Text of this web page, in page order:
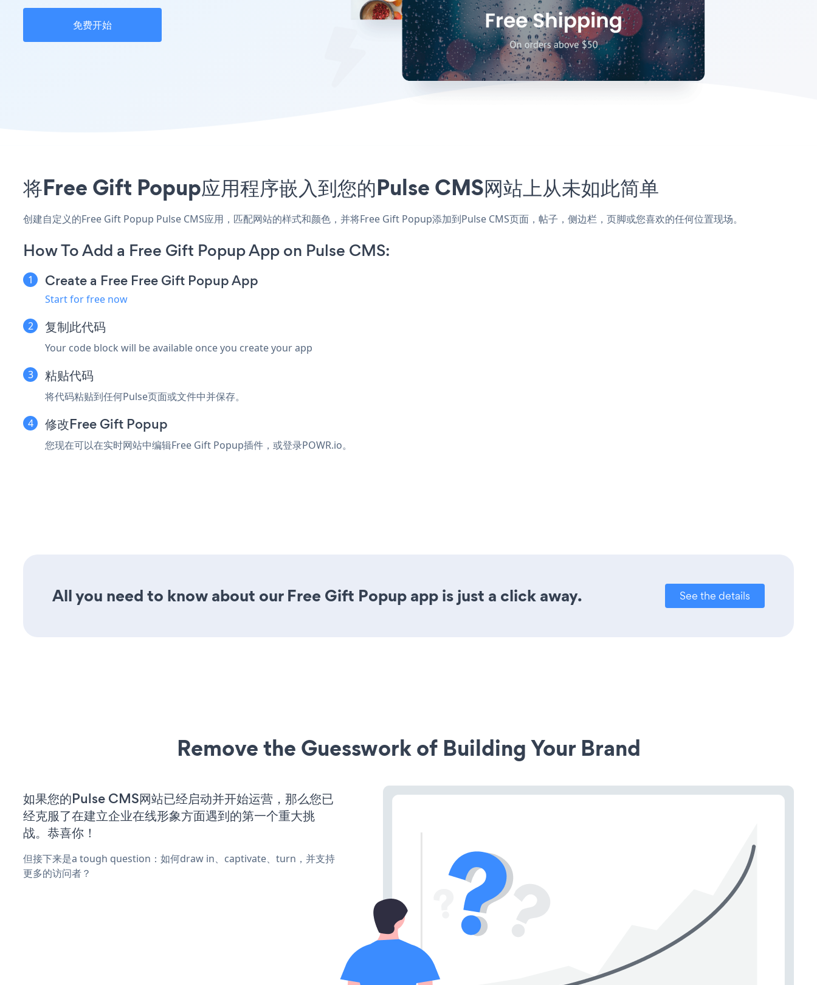
免费开始
将Free Gift Popup应用程序嵌入到您的Pulse CMS网站上从未如此简单
创建自定义的Free Gift Popup Pulse CMS应用，匹配网站的样式和颜色，并将Free Gift Popup添加到Pulse CMS页面，帖子，侧边栏，页脚或您喜欢的任何位置现场。
How To Add a Free Gift Popup App on Pulse CMS:
Create a Free Free Gift Popup App
Start for free now
复制此代码
Your code block will be available once you create your app
粘贴代码
将代码粘贴到任何Pulse页面或文件中并保存。
修改Free Gift Popup
您现在可以在实时网站中编辑Free Gift Popup插件，或登录POWR.io。
All you need to know about our Free Gift Popup app is just a click away. See the details
Remove the Guesswork of Building Your Brand
如果您的Pulse CMS网站已经启动并开始运营，那么您已
经克服了在建立企业在线形象方面遇到的第一个重大挑
战。恭喜你！
但接下来是a tough question：如何draw in、captivate、turn，并支持
更多的访问者？